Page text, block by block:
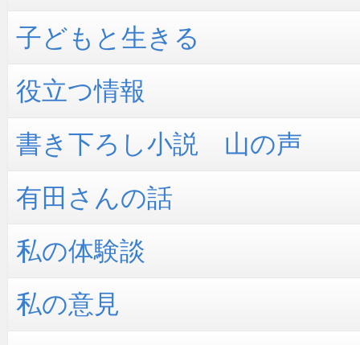
子どもと生きる
役立つ情報
書き下ろし小説 山の声
有田さんの話
私の体験談
私の意見